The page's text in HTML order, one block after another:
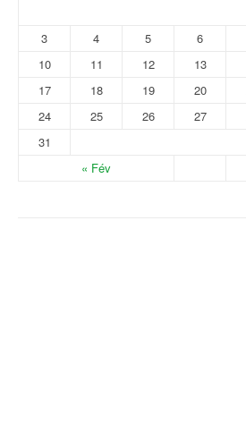
« Fév
3
4 5 6
10
11 12 13
17
18 19 20
24
25 26 27
31